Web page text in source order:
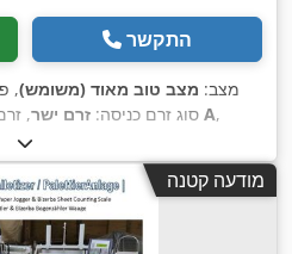
התקשר
מצב: מצב טוב מאוד (משומש),
, סוג זרם כניסה: זרם ישר, 3 A,
מודעה קטנה